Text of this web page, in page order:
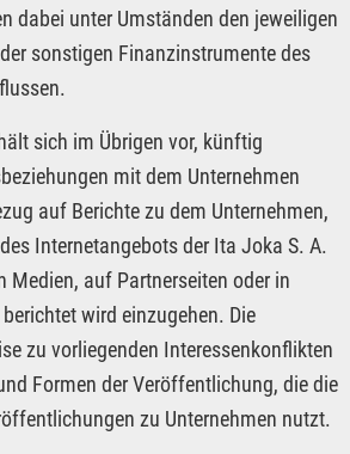
dabei unter Umständen den jeweiligen
sonstigen Finanzinstrumente des
sich im Übrigen vor, künftig
mit dem Unternehmen
auf Berichte zu dem Unternehmen,
Internetangebots der Ita Joka S. A.
Medien, auf Partnerseiten oder in
wird einzugehen. Die
zu vorliegenden Interessenkonflikten
Formen der Veröffentlichung, die die
zu Unternehmen nutzt.